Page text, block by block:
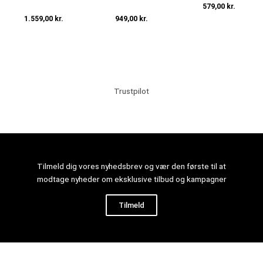
1.559,00 kr. 949,00 kr.
579,00 kr.
Trustpilot
Tilmeld dig vores nyhedsbrev og vær den første til at
modtage nyheder om eksklusive tilbud og kampagner
Tilmeld